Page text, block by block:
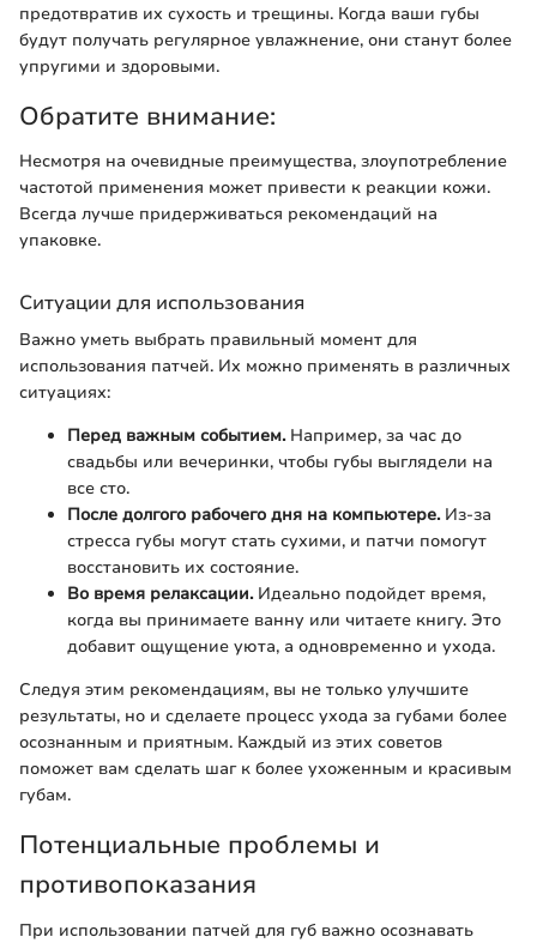
предотвратив их сухость и трещины. Когда ваши губы
будут получать регулярное увлажнение, они станут более
упругими и здоровыми.
Обратите внимание:
Несмотря на очевидные преимущества, злоупотребление
частотой применения может привести к реакции кожи.
Всегда лучше придерживаться рекомендаций на
упаковке.
Ситуации для использования
Важно уметь выбрать правильный момент для
использования патчей. Их можно применять в различных
ситуациях:
Перед важным событием.Например, за час до
свадьбы или вечеринки, чтобы губы выглядели на
все сто.
После долгого рабочего дня на компьютере.Из-за
стресса губы могут стать сухими, и патчи помогут
восстановить их состояние.
Во время релаксации.Идеально подойдет время,
когда вы принимаете ванну или читаете книгу. Это
добавит ощущение уюта, а одновременно и ухода.
Следуя этим рекомендациям, вы не только улучшите
результаты, но и сделаете процесс ухода за губами более
осознанным и приятным. Каждый из этих советов
поможет вам сделать шаг к более ухоженным и красивым
губам.
Потенциальные проблемы и
противопоказания
При использовании патчей для губ важно осознавать